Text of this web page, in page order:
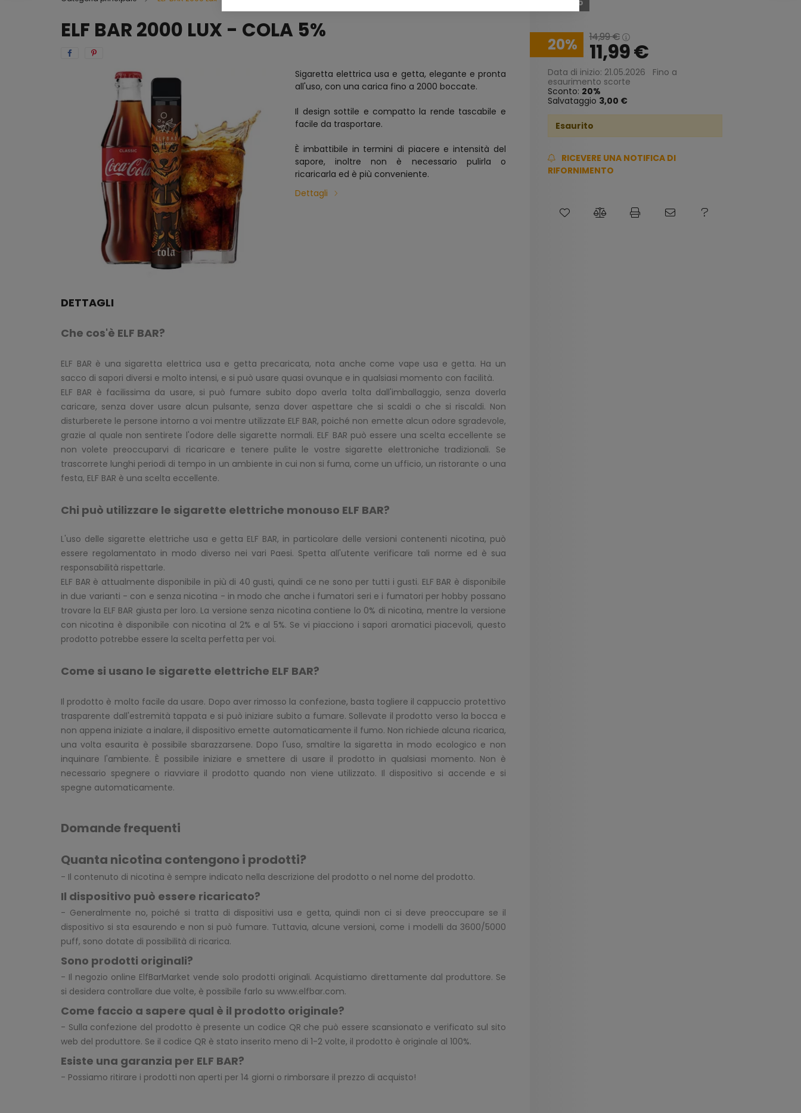
ELF BAR 2000 LUX - COLA 5%
Sigaretta elettrica usa e getta, elegante e pronta
all'uso, con una carica fino a 2000 boccate.
Il design sottile e compatto la rende tascabile e
facile da trasportare.
È imbattibile in termini di piacere e intensità del
sapore, inoltre non è necessario pulirla o
ricaricarla ed è più conveniente.
Dettagli
Esaurito
20 14,99€
11,99€
Data di inizio: 21.05.2026
Fino a
esaurimento scorte
Sconto: 20
Salvataggio 3,00 €
Esaurito
RICEVERE UNA NOTIFICA DI
RIFORNIMENTO
DETTAGLI
Che cos'è ELF BAR?
ELF BAR è una sigaretta elettrica usa e getta precaricata, nota anche come vape usa e getta. Ha un
sacco di sapori diversi e molto intensi, e si può usare quasi ovunque e in qualsiasi momento con facilità.
ELF BAR è facilissima da usare, si può fumare subito dopo averla tolta dall'imballaggio, senza doverla
caricare, senza dover usare alcun pulsante, senza dover aspettare che si scaldi o che si riscaldi. Non
disturberete le persone intorno a voi mentre utilizzate ELF BAR, poiché non emette alcun odore sgradevole,
grazie al quale non sentirete l'odore delle sigarette normali. ELF BAR può essere una scelta eccellente se
non volete preoccuparvi di ricaricare e tenere pulite le vostre sigarette elettroniche tradizionali. Se
trascorrete lunghi periodi di tempo in un ambiente in cui non si fuma, come un ufficio, un ristorante o una
festa, ELF BAR è una scelta eccellente.
Chi può utilizzare le sigarette elettriche monouso ELF BAR?
L'uso delle sigarette elettriche usa e getta ELF BAR, in particolare delle versioni contenenti nicotina, può
essere regolamentato in modo diverso nei vari Paesi. Spetta all'utente verificare tali norme ed è sua
responsabilità rispettarle.
ELF BAR è attualmente disponibile in più di 40 gusti, quindi ce ne sono per tutti i gusti. ELF BAR è disponibile
in due varianti - con e senza nicotina - in modo che anche i fumatori seri e i fumatori per hobby possano
trovare la ELF BAR giusta per loro. La versione senza nicotina contiene lo 0% di nicotina, mentre la versione
con nicotina è disponibile con nicotina al 2% e al 5%. Se vi piacciono i sapori aromatici piacevoli, questo
prodotto potrebbe essere la scelta perfetta per voi.
Come si usano le sigarette elettriche ELF BAR?
Il prodotto è molto facile da usare. Dopo aver rimosso la confezione, basta togliere il cappuccio protettivo
trasparente dall'estremità tappata e si può iniziare subito a fumare. Sollevate il prodotto verso la bocca e
non appena iniziate a inalare, il dispositivo emette automaticamente il fumo. Non richiede alcuna ricarica,
una volta esaurita è possibile sbarazzarsene. Dopo l'uso, smaltire la sigaretta in modo ecologico e non
inquinare l'ambiente. È possibile iniziare e smettere di usare il prodotto in qualsiasi momento. Non è
necessario spegnere o riavviare il prodotto quando non viene utilizzato. Il dispositivo si accende e si
spegne automaticamente.
Domande frequenti
Quanta nicotina contengono i prodotti?
- Il contenuto di nicotina è sempre indicato nella descrizione del prodotto o nel nome del prodotto.
Il dispositivo può essere ricaricato?
- Generalmente no, poiché si tratta di dispositivi usa e getta, quindi non ci si deve preoccupare se il
dispositivo si sta esaurendo e non si può fumare. Tuttavia, alcune versioni, come i modelli da 3600/5000
puff, sono dotate di possibilità di ricarica.
Sono prodotti originali?
- Il negozio online ElfBarMarket vende solo prodotti originali. Acquistiamo direttamente dal produttore. Se
si desidera controllare due volte, è possibile farlo su www.elfbar.com.
Come faccio a sapere qual è il prodotto originale?
- Sulla confezione del prodotto è presente un codice QR che può essere scansionato e verificato sul sito
web del produttore. Se il codice QR è stato inserito meno di 1-2 volte, il prodotto è originale al 100%.
Esiste una garanzia per ELF BAR?
- Possiamo ritirare i prodotti non aperti per 14 giorni o rimborsare il prezzo di acquisto!